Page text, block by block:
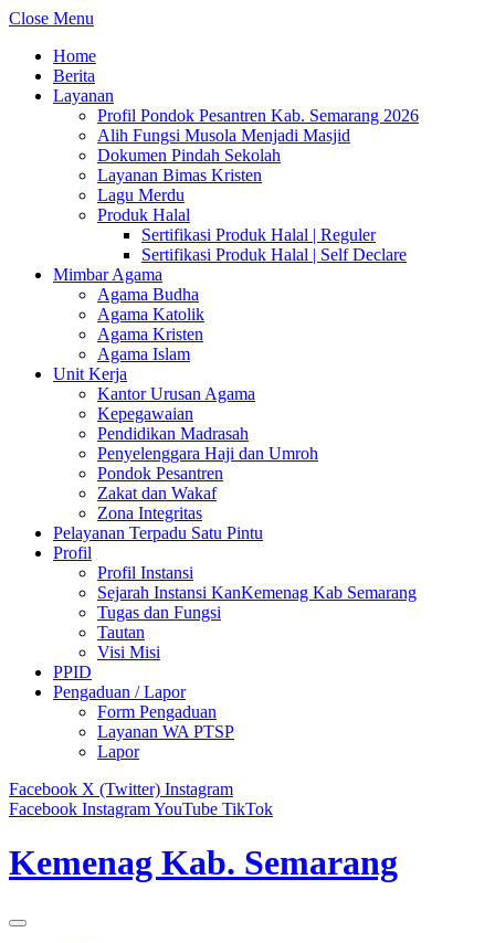
Close Menu
Home
Berita
Layanan
Profil Pondok Pesantren Kab. Semarang 2026
Alih Fungsi Musola Menjadi Masjid
Dokumen Pindah Sekolah
Layanan Bimas Kristen
Lagu Merdu
Produk Halal
Sertifikasi Produk Halal | Reguler
Sertifikasi Produk Halal | Self Declare
Mimbar Agama
Agama Budha
Agama Katolik
Agama Kristen
Agama Islam
Unit Kerja
Kantor Urusan Agama
Kepegawaian
Pendidikan Madrasah
Penyelenggara Haji dan Umroh
Pondok Pesantren
Zakat dan Wakaf
Zona Integritas
Pelayanan Terpadu Satu Pintu
Profil
Profil Instansi
Sejarah Instansi KanKemenag Kab Semarang
Tugas dan Fungsi
Tautan
Visi Misi
PPID
Pengaduan / Lapor
Form Pengaduan
Layanan WA PTSP
Lapor
Facebook X (Twitter) Instagram
Facebook InstagramYouTube TikTok
Kemenag Kab. Semarang